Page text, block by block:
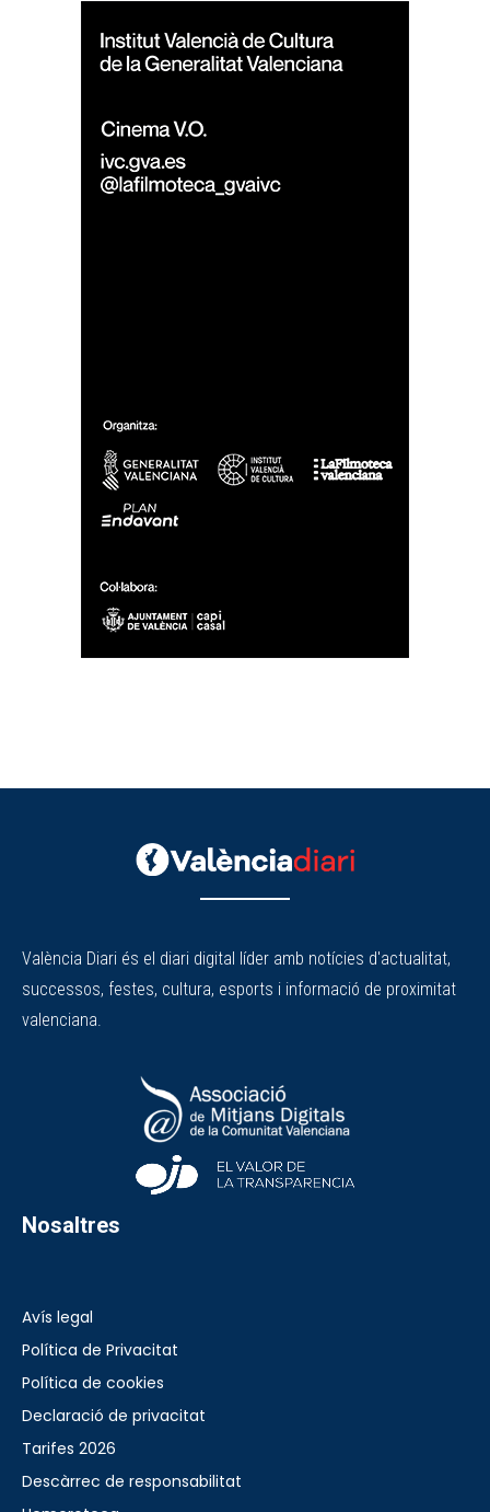
València Diari és el diari digital líder amb notícies d'actualitat,
successos, festes, cultura, esports i informació de proximitat
valenciana.
Nosaltres
Avís legal
Política de Privacitat
Política de cookies
Declaració de privacitat
Tarifes 2026
Descàrrec de responsabilitat